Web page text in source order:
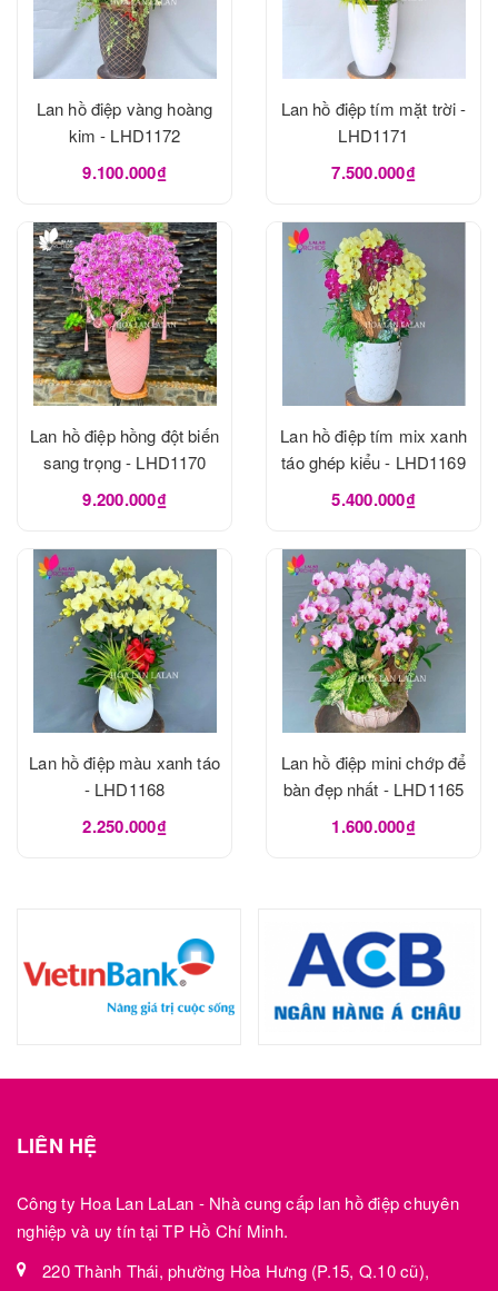
Lan hồ điệp vàng hoàng
kim - LHD1172
9.100.000₫
Lan hồ điệp tím mặt trời -
LHD1171
7.500.000₫
Lan hồ điệp hồng đột biến
sang trọng - LHD1170
9.200.000₫
Lan hồ điệp tím mix xanh
táo ghép kiểu - LHD1169
5.400.000₫
Lan hồ điệp màu xanh táo
- LHD1168
2.250.000₫
Lan hồ điệp mini chớp để
bàn đẹp nhất - LHD1165
1.600.000₫
LIÊN HỆ
Công ty Hoa Lan LaLan - Nhà cung cấp lan hồ điệp chuyên
nghiệp và uy tín tại TP Hồ Chí Minh.
220 Thành Thái, phường Hòa Hưng (P.15, Q.10 cũ),